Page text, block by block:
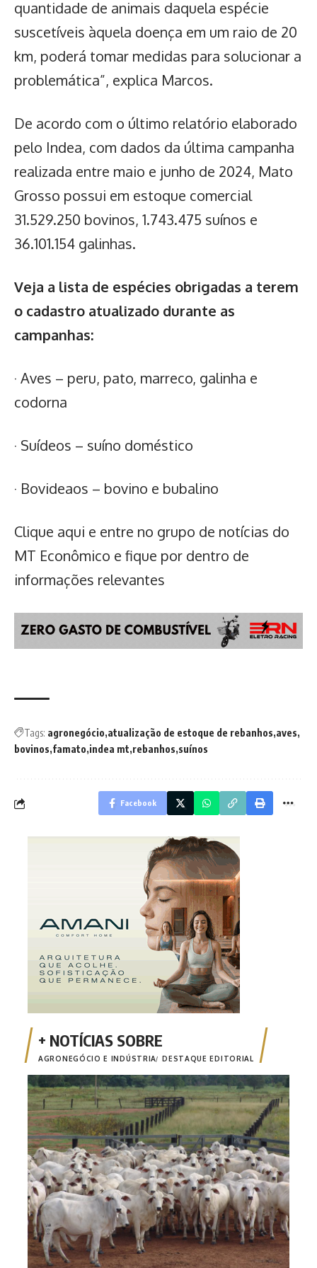
quantidade de animais daquela espécie
suscetíveis àquela doença em um raio de 20
km, poderá tomar medidas para solucionar a
problemática”, explica Marcos.
De acordo com o último relatório elaborado
pelo Indea, com dados da última campanha
realizada entre maio e junho de 2024, Mato
Grosso possui em estoque comercial
31.529.250 bovinos, 1.743.475 suínos e
36.101.154 galinhas.
Veja a lista de espécies obrigadas a terem
o cadastro atualizado durante as
campanhas:
· Aves – peru, pato, marreco, galinha e
codorna
· Suídeos – suíno doméstico
· Bovideaos – bovino e bubalino
Clique aqui e entre no grupo de notícias do
MT Econômico e fique por dentro de
informações relevantes
Tags: agronegócio atualização de estoque de rebanhos aves
bovinos famato indea mt rebanhos suínos
Facebook
AGRONEGÓCIO E INDÚSTRIA DESTAQUE EDITORIAL